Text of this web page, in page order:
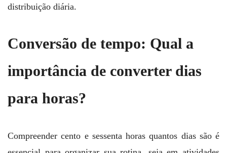
distribuição diária.
Conversão de tempo: Qual a
importância de converter dias
para horas?
Compreender cento e sessenta horas quantos dias são é